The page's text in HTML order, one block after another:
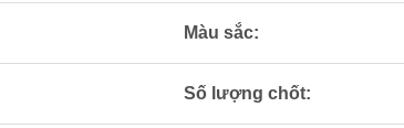
Màu sắc:
Số lượng chốt: